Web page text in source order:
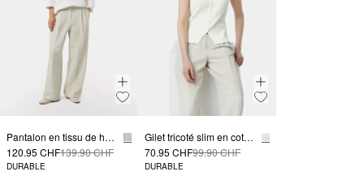
Pantalon en tissu de haute qualité avec jambe large et détail à la taille
120.95 CHF139.90 CHF
DURABLE
Gilet tricoté slim en coton mélangé avec une encolure en V
70.95 CHF99.90 CHF
DURABLE